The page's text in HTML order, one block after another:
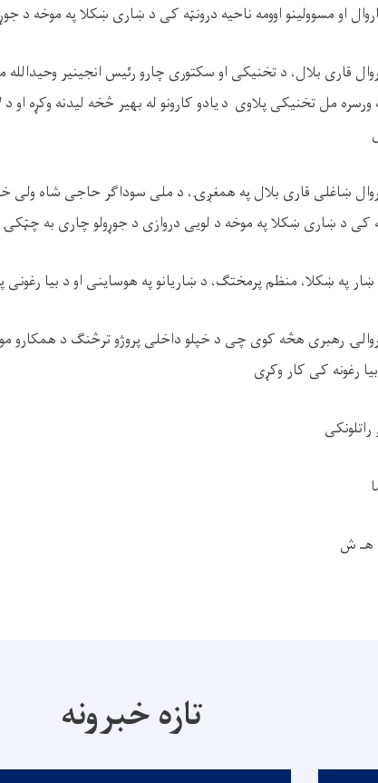
او مسوولینو اوومه ناحیه درونټه کی د ښاری ښکلا په موخه د
قاری بلال، د تخنیکی او سکتوری چارو رئیس انجینیر
مل تخنیکی پلاوی د یادو کارونو له بهیر څخه لیدنه وکړه او
ښاغلی قاری بلال په همغږۍ، د ملی سوداګر حاجی شاه ولی
کی د ښاری ښکلا په موخه د لویی دروازی د جوړولو چاری به
په ښکلا، منظم پرمختګ، د ښاریانو په هوساینی او د بیا
رهبری هڅه کوی چی د خپلو داخلی پروژو ترڅنګ د همکارو
رغونه کی کار وکړی
تازه خبرونه